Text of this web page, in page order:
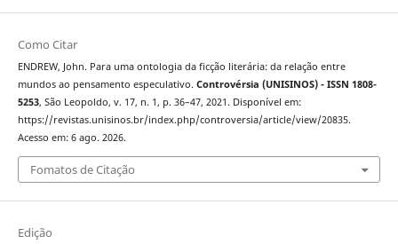
Como Citar
ENDREW, John. Para uma ontologia da ficção literária: da relação entre
mundos ao pensamento especulativo. Controvérsia (UNISINOS) - ISSN 1808-
5253, São Leopoldo, v. 17, n. 1, p. 36–47, 2021. Disponível em:
https://revistas.unisinos.br/index.php/controversia/article/view/20835.
Acesso em: 6 ago. 2026.
Fomatos de Citação
Edição